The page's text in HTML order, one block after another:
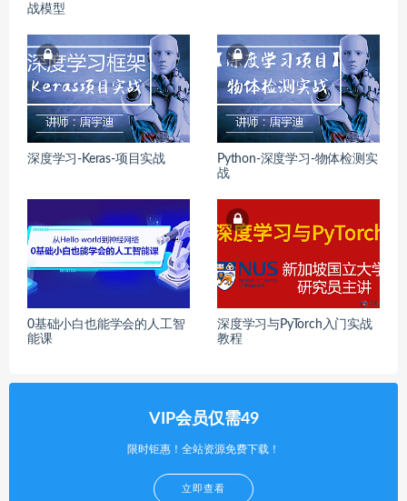
战模型
深度学习-Keras-项目实战
Python-深度学习-物体检测实
战
0基础小白也能学会的人工智
能课
深度学习与PyTorch入门实战
教程
VIP会员仅需49
限时钜惠！全站资源免费下载！
立即查看